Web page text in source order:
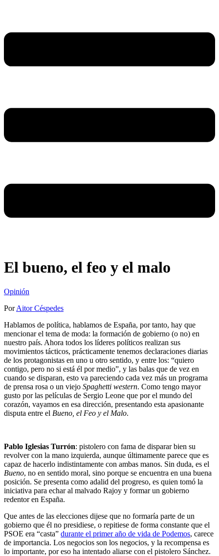
El bueno, el feo y el malo
Opinión
PorAitor Céspedes
Hablamos de política, hablamos de España, por tanto, hay que
mencionar el tema de moda: la formación de gobierno (o no) en
nuestro país. Ahora todos los líderes políticos realizan sus
movimientos tácticos, prácticamente tenemos declaraciones diarias
de los protagonistas en uno u otro sentido, y entre los: “quiero
contigo, pero no si está él por medio”, y las balas que de vez en
cuando se disparan, esto va pareciendo cada vez más un programa
de prensa rosa o un viejo Spaghetti western. Como tengo mayor
gusto por las películas de Sergio Leone que por el mundo del
corazón, vayamos en esa dirección, presentando esta apasionante
disputa entre el Bueno, el Feo y el Malo.
Pablo Iglesias Turrón: pistolero con fama de disparar bien su
revolver con la mano izquierda, aunque últimamente parece que es
capaz de hacerlo indistintamente con ambas manos. Sin duda, es el
Bueno, no en sentido moral, sino porque se encuentra en una buena
posición. Se presenta como adalid del progreso, es quien tomó la
iniciativa para echar al malvado Rajoy y formar un gobierno
redentor en España.
Que antes de las elecciones dijese que no formaría parte de un
gobierno que él no presidiese, o repitiese de forma constante que el
PSOE era “casta” durante el primer año de vida de Podemos, carece
de importancia. Los negocios son los negocios, y la recompensa es
lo importante, por eso ha intentado aliarse con el pistolero Sánchez.